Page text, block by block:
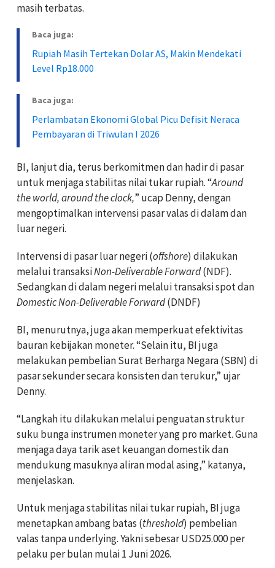
masih terbatas.
Baca juga:
Rupiah Masih Tertekan Dolar AS, Makin Mendekati
Level Rp18.000
Baca juga:
Perlambatan Ekonomi Global Picu Defisit Neraca
Pembayaran di Triwulan I 2026
BI, lanjut dia, terus berkomitmen dan hadir di pasar
untuk menjaga stabilitas nilai tukar rupiah. “Around
the world, around the clock,” ucap Denny, dengan
mengoptimalkan intervensi pasar valas di dalam dan
luar negeri.
Intervensi di pasar luar negeri (offshore) dilakukan
melalui transaksiNon-Deliverable Forward(NDF).
Sedangkan di dalam negeri melalui transaksi spot dan
Domestic Non-Deliverable Forward(DNDF)
BI, menurutnya, juga akan memperkuat efektivitas
bauran kebijakan moneter. “Selain itu, BI juga
melakukan pembelian Surat Berharga Negara (SBN) di
pasar sekunder secara konsisten dan terukur,” ujar
Denny.
“Langkah itu dilakukan melalui penguatan struktur
suku bunga instrumen moneter yang pro market. Guna
menjaga daya tarik aset keuangan domestik dan
mendukung masuknya aliran modal asing,” katanya,
menjelaskan.
Untuk menjaga stabilitas nilai tukar rupiah, BI juga
menetapkan ambang batas (threshold) pembelian
valas tanpa underlying. Yakni sebesar USD25.000 per
pelaku per bulan mulai 1 Juni 2026.